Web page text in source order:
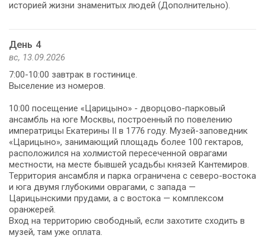
историей жизни знаменитых людей (Дополнительно).
День 4
вс, 13.09.2026
7:00-10:00 завтрак в гостинице.
Выселение из номеров.
10:00 посещение «Царицыно» - дворцово-парковый
ансамбль на юге Москвы, построенный по повелению
императрицы Екатерины II в 1776 году. Музей-заповедник
«Царицыно», занимающий площадь более 100 гектаров,
расположился на холмистой пересеченной оврагами
местности, на месте бывшей усадьбы князей Кантемиров.
Территория ансамбля и парка ограничена с северо-востока
и юга двумя глубокими оврагами, с запада —
Царицынскими прудами, а с востока — комплексом
оранжерей.
Вход на территорию свободный, если захотите сходить в
музей, там уже оплата.